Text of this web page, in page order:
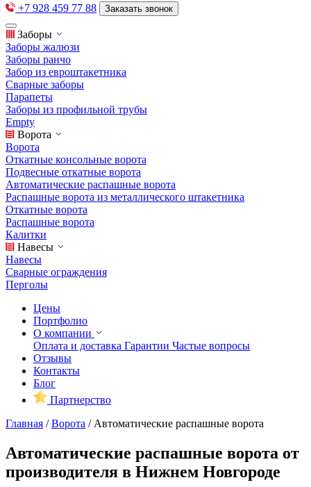
+7 928 459 77 88 Заказать звонок
Заборы
Заборы жалюзи
Заборы ранчо
Забор из евроштакетника
Сварные заборы
Парапеты
Заборы из профильной трубы
Empty
Ворота
Ворота
Откатные консольные ворота
Подвесные откатные ворота
Автоматические распашные ворота
Распашные ворота из металлического штакетника
Откатные ворота
Распашные ворота
Калитки
Навесы
Навесы
Сварные ограждения
Перголы
Цены
Портфолио
О компании
Оплата и доставка Гарантии Частые вопросы
Отзывы
Контакты
Блог
Партнерство
Главная /Ворота / Автоматические распашные ворота
Автоматические распашные ворота от
производителя в Нижнем Новгороде